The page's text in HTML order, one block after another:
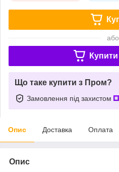
або
Купити
Що таке купити з Пром?
Замовлення під захистом
Опис Доставка Оплата
Опис